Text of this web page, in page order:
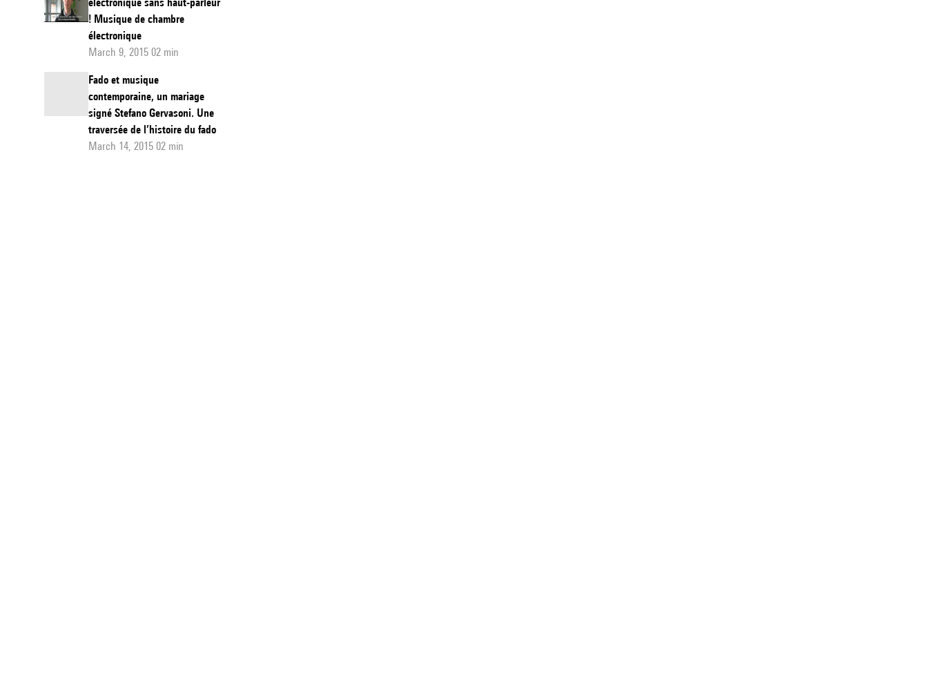
! Musique de chambre
électronique
March 9, 2015 02 min
Fado et musique
contemporaine, un mariage
signé Stefano Gervasoni. Une
traversée de l’histoire du fado
March 14, 2015 02 min